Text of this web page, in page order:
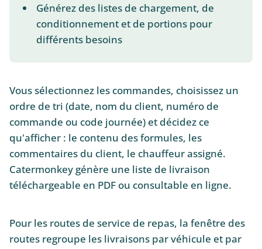
Générez des listes de chargement, de
conditionnement et de portions pour
différents besoins
Vous sélectionnez les commandes, choisissez un
ordre de tri (date, nom du client, numéro de
commande ou code journée) et décidez ce
qu'afficher : le contenu des formules, les
commentaires du client, le chauffeur assigné.
Catermonkey génère une liste de livraison
téléchargeable en PDF ou consultable en ligne.
Pour les routes de service de repas, la fenêtre des
routes regroupe les livraisons par véhicule et par